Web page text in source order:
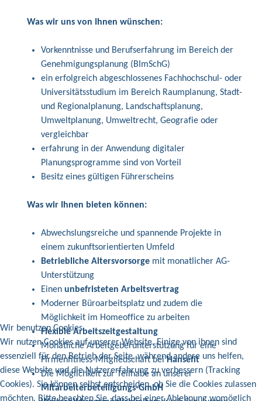
Was wir uns von Ihnen wünschen:
Vorkenntnisse und Berufserfahrung im Bereich der
Genehmigungsplanung (BImSchG)
ein erfolgreich abgeschlossenes Fachhochschul- oder
Universitätsstudium im Bereich Raumplanung, Stadt-
und Regionalplanung, Landschaftsplanung,
Umweltplanung, Umweltrecht, Geografie oder
vergleichbar
erfahrung in der Anwendung digitaler
Planungsprogramme sind von Vorteil
Besitz eines gültigen Führerscheins
Was wir Ihnen bieten können:
Abwechslungsreiche und spannende Projekte in
einem zukunftsorientierten Umfeld
Betriebliche Altersvorsorge mit monatlicher AG-
Unterstützung
Einen unbefristeten Arbeitsvertrag
Moderner Büroarbeitsplatz und zudem die
Möglichkeit im Homeoffice zu arbeiten
Flexible Arbeitszeitgestaltung
Monatliche Arbeitgeberunterstützung für eine
Firmenfitness-Mitgliedschaft beiHansefit
Die Möglichkeit zur Teilhabe an unserer
Mitarbeiterbeteiligungs-GmbH
Wir benutzen Cookies
Wir nutzen Cookies auf unserer Website. Einige von ihnen sind
essenziell für den Betrieb der Seite, während andere uns helfen,
diese Website und die Nutzererfahrung zu verbessern (Tracking
Cookies). Sie können selbst entscheiden, ob Sie die Cookies zulassen
möchten. Bitte beachten Sie, dass bei einer Ablehnung womöglich